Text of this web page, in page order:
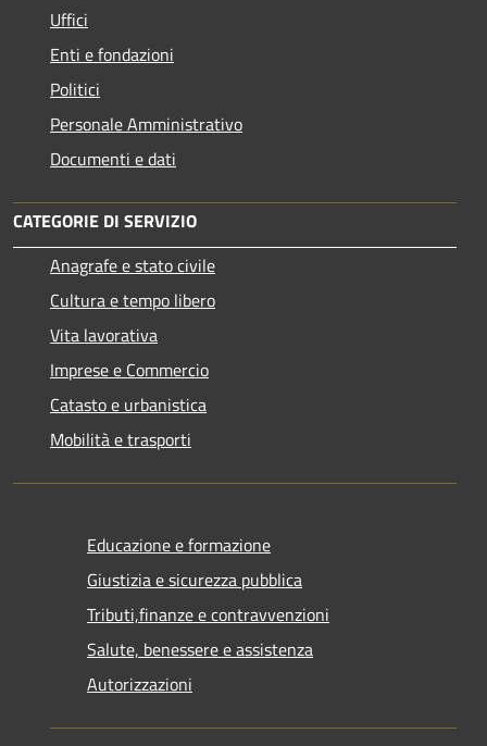
Uffici
Enti e fondazioni
Politici
Personale Amministrativo
Documenti e dati
CATEGORIE DI SERVIZIO
Anagrafe e stato civile
Cultura e tempo libero
Vita lavorativa
Imprese e Commercio
Catasto e urbanistica
Mobilità e trasporti
Educazione e formazione
Giustizia e sicurezza pubblica
Tributi,finanze e contravvenzioni
Salute, benessere e assistenza
Autorizzazioni